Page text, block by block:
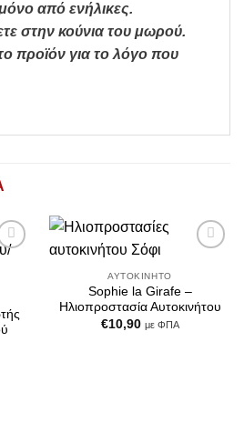
από ενήλικες.
στην κούνια του μωρού.
προϊόν για το λόγο που
ΑΥΤΟΚΊΝΗΤΟ
Sophie la Girafe –
Ηλιοπροστασία Αυτοκινήτου
€10,90 με ΦΠΑ